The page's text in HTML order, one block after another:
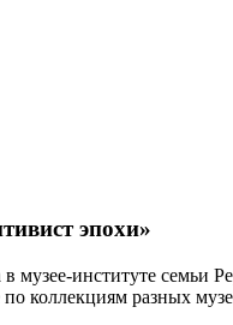
эпохи»
в музее-институте
коллекциям разных